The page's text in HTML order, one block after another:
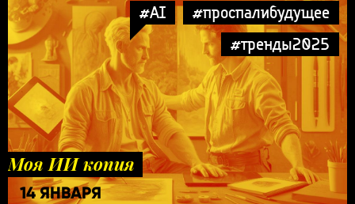
#AI
#проспалибудущее
#тренды2025
Моя ИИ копия
14 ЯНВАРЯ